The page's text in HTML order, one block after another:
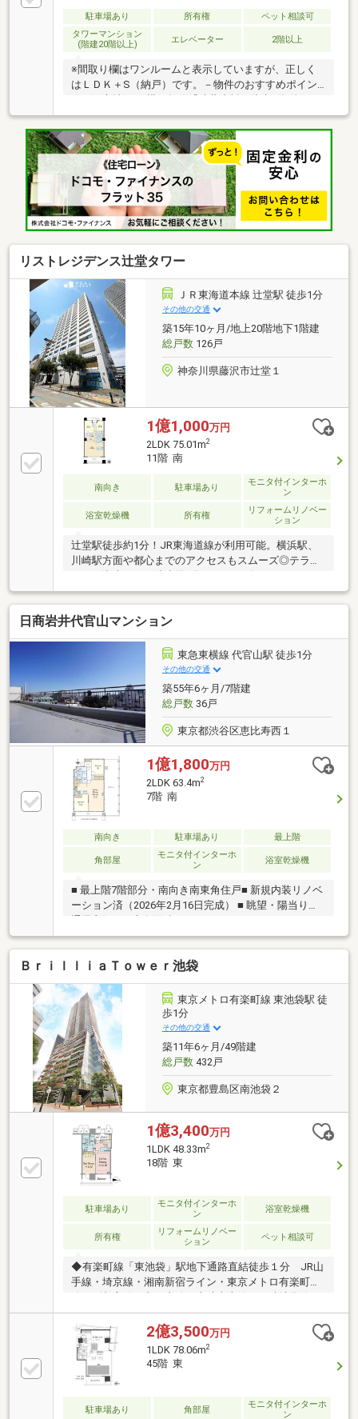
駐車場あり 所有権
ペット相談可
タワーマンション
(階建20階以上)
エレベーター 2階以上
※間取り欄はワンルームと表示していますが、正しく
はＬＤＫ＋S（納戸）です。－物件のおすすめポイン
階部分にスーパー「デリド武蔵小杉店」有▼特徴・
LDKはゆとりある約19.3帖・サービススペースは収
納・窓付で多目的に活用可・LDKの物入や、WIC等の
収納有・住戸の独立性を高める玄関ポーチ、トランク
ルーム付・スカイラウンジ等の共用施設有・ペット飼
育可(細則有・足洗い場有)▼設備・EV充電設備※専有面
積にトランクルーム面積1.25平米を含む※正しい間取り
はLDK+S(納戸)です
リストレジデンス辻堂タワー
ＪＲ東海道本線 辻堂駅 徒歩1分
その他の交通
築15年10ヶ月/地上20階地下1階建
総戸数126戸
神奈川県藤沢市辻堂１
1億1,000万円
2LDK 75.01m2
11階 南
南向き 駐車場あり
モニタ付インターホ
ン
浴室乾燥機 所有権
リフォームリノベー
ション
辻堂駅徒歩約1分！JR東海道線が利用可能。横浜駅、
川崎駅方面や都心までのアクセスもスムーズ◎テラス
メ、映画鑑賞も近場で気楽に♪オートロック付のため
セキュリティ面も安心。収納充実の2LDK、WICや廊下
収納など収納スペースが豊富。LDKには多用途の使い
方を楽しむヌックスペースも♪全居室窓付きのため陽
当り、通風も◎約12.9㎡の南面バルコニーもございま
す！2026年10月内装リフォーム工事完了予定。お気軽
にお問合せ下さい♪
日商岩井代官山マンション
東急東横線 代官山駅 徒歩1分
その他の交通
築55年6ヶ月/7階建
総戸数36戸
東京都渋谷区恵比寿西１
1億1,800万円
2LDK 63.4m2
7階 南
南向き 駐車場あり 最上階
角部屋
モニタ付インターホ
ン
浴室乾燥機
■ 最上階7階部分・南向き南東角住戸■ 新規内装リノベ
ーション済（2026年2月16日完成） ■ 眺望・陽当り・
ー・バルコニー 合計面積39.81m2 眺望良好、六本
木方面を望めます■ 約15.5帖のリビングダイニングキ
ッチン 南側、東側に窓があり、陽当り・通風良好■
キッチンに食洗機、パントリースペース付■ 室内は段
差のないフラットフロア■ 代官山・恵比寿・中目黒エ
リアを身近に楽しめる立地
ＢｒｉｌｌｉａＴｏｗｅｒ池袋
東京メトロ有楽町線 東池袋駅 徒
歩1分
その他の交通
築11年6ヶ月/49階建
総戸数432戸
東京都豊島区南池袋２
1億3,400万円
1LDK 48.33m2
18階 東
駐車場あり
モニタ付インターホ
ン
浴室乾燥機
所有権
リフォームリノベー
ション
ペット相談可
◆有楽町線「東池袋」駅地下通路直結徒歩１分 JR山
手線・埼京線・湘南新宿ライン・東京メトロ有楽町
「池袋」駅徒歩８分、２駅8路線利用可◆中間免振構
造を採用 官庁施設の総合耐震計画基準「I類」の安全
性◆建築家「隈研吾」氏による外観・共用空間デザイ
ン◆2025年9月 室内一部リフォーム実施済◇全室、
天井のクロス張替◇LDK・洋室のフローリング上張◇
ユニットバス新規交換◇コンロ、ディスポーザー新規
交換◇トイレ新規交換、洗濯機防水パン交換◇天井カ
2億3,500万円
1LDK 78.06m2
45階 東
駐車場あり 角部屋
モニタ付インターホ
ン